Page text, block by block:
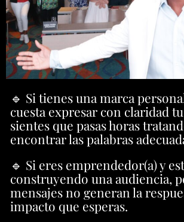
🔹 Si tienes una marca
cuesta expresar con claridad
sientes que pasas horas
encontrar las palabras
🔹 Si eres emprendedor(a) y
construyendo una audiencia,
mensajes no generan la
impacto que esperas.